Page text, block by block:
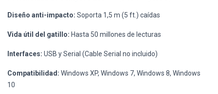
Diseño anti-impacto: Soporta 1,5 m (5 ft.) caídas
Vida útil del gatillo: Hasta 50 millones de lecturas
Interfaces: USB y Serial (Cable Serial no incluido)
Compatibilidad: Windows XP, Windows 7, Windows 8, Windows
10